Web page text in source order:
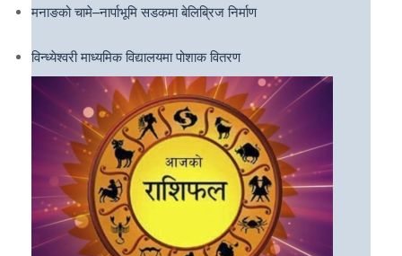
मनाङको चामे–नार्पाभूमि सडकमा बेलिब्रिज निर्माण
विन्ध्येश्वरी माध्यमिक विद्यालयमा पोशाक वितरण